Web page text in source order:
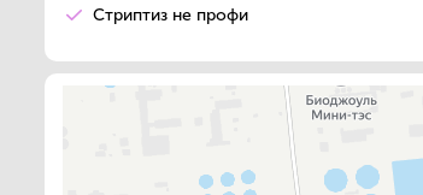
Стриптиз не профи